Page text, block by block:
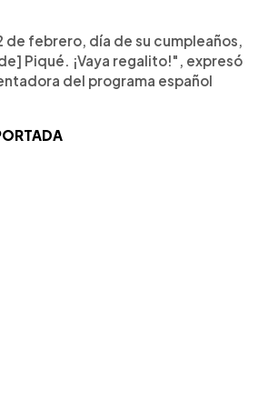
de febrero, día de su cumpleaños,
Piqué. ¡Vaya regalito!", expresó
del programa español